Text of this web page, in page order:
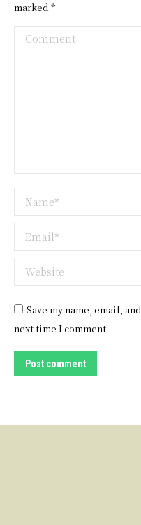
marked*
Comment
Name *
Email *
Website
Save my name, email,
next time I comment.
Post comment